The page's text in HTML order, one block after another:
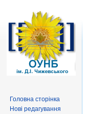
Головна сторінка
Нові редагування